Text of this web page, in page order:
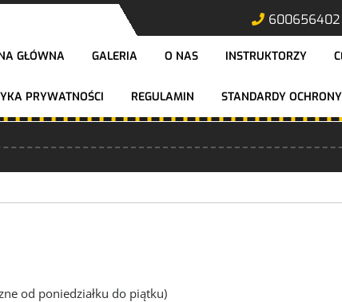
600656402
GŁÓWNA GALERIA O NAS INSTRUKTORZY
PRYWATNOŚCI REGULAMIN STANDARDY
od poniedziałku do piątku)